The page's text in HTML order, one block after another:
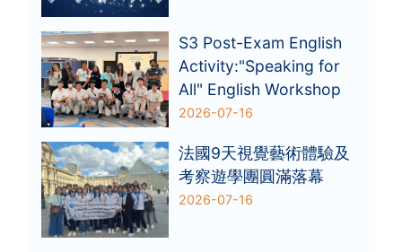
S3 Post-Exam English
Activity:"Speaking for
All" English Workshop
2026-07-16
法國9天視覺藝術體驗及
考察遊學團圓滿落幕
2026-07-16